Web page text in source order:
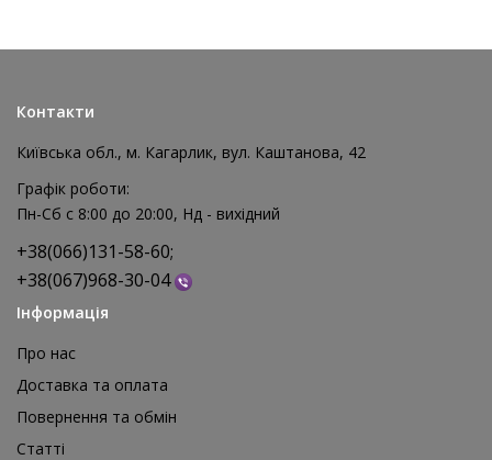
Реквізит для аніматора Мішки для стрибків, 4 шт
Контакти
Київська обл., м. Кагарлик, вул. Каштанова, 42
Графік роботи:
Пн-Сб с 8:00 до 20:00, Нд - вихідний
+38(066)131-58-60;
+38(067)968-30-04
Інформація
Про нас
Доставка та оплата
Повернення та обмін
Статті